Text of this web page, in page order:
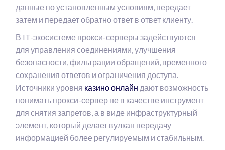
данные по установленным условиям, передает
затем и передает обратно ответ в ответ клиенту.
В IT-экосистеме прокси-серверы задействуются
для управления соединениями, улучшения
безопасности, фильтрации обращений, временного
сохранения ответов и ограничения доступа.
Источники уровня казино онлайн дают возможность
понимать прокси-сервер не в качестве инструмент
для снятия запретов, а в виде инфраструктурный
элемент, который делает вулкан передачу
информацией более регулируемым и стабильным.